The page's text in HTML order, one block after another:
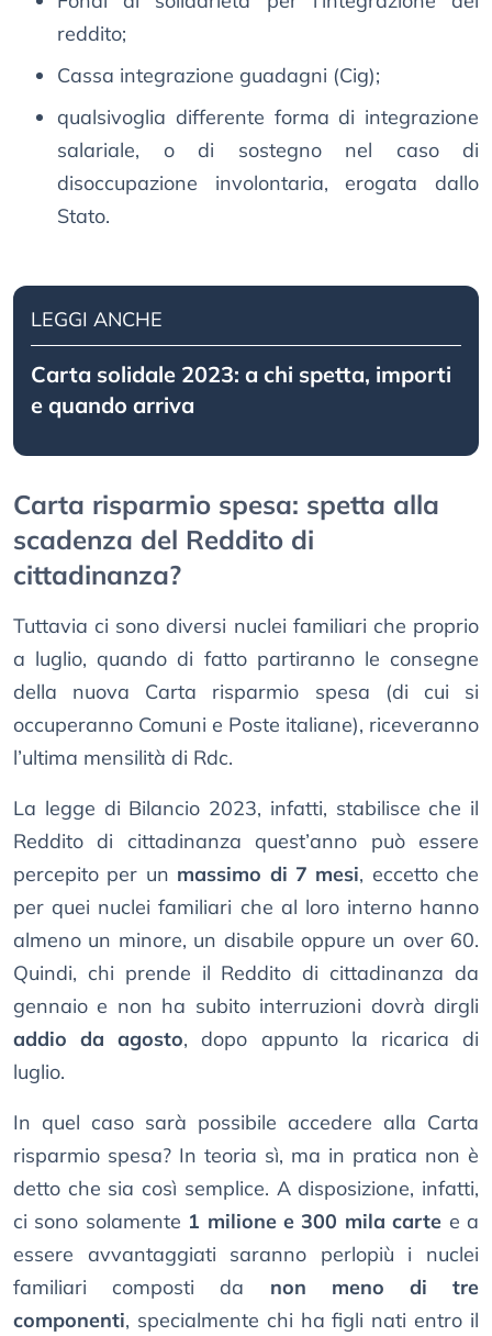
reddito;
Cassa integrazione guadagni (Cig);
qualsivoglia differente forma di integrazione
salariale, o di sostegno nel caso di
disoccupazione involontaria, erogata dallo
Stato.
LEGGI ANCHE
Carta solidale 2023: a chi spetta, importi
e quando arriva
Carta risparmio spesa: spetta alla
scadenza del Reddito di
cittadinanza?
Tuttavia ci sono diversi nuclei familiari che proprio
a luglio, quando di fatto partiranno le consegne
della nuova Carta risparmio spesa (di cui si
occuperanno Comuni e Poste italiane), riceveranno
l’ultima mensilità di Rdc.
La legge di Bilancio 2023, infatti, stabilisce che il
Reddito di cittadinanza quest’anno può essere
percepito per un massimo di 7 mesi, eccetto che
per quei nuclei familiari che al loro interno hanno
almeno un minore, un disabile oppure un over 60.
Quindi, chi prende il Reddito di cittadinanza da
gennaio e non ha subito interruzioni dovrà dirgli
addio da agosto, dopo appunto la ricarica di
luglio.
In quel caso sarà possibile accedere alla Carta
risparmio spesa? In teoria sì, ma in pratica non è
detto che sia così semplice. A disposizione, infatti,
ci sono solamente 1 milione e 300 mila carte e a
essere avvantaggiati saranno perlopiù i nuclei
familiari composti da non meno di tre
componenti, specialmente chi ha figli nati entro il